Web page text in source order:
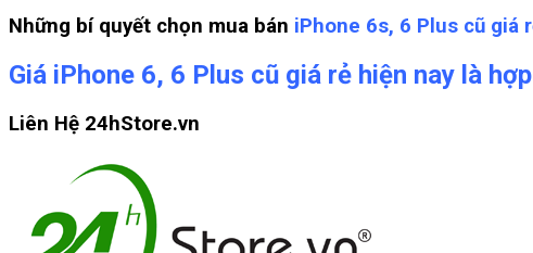
Những bí quyết chọn mua bán iPhone 6s, 6 Plus cũ giá
Giá iPhone 6, 6 Plus cũ giá rẻ hiện nay là
Liên Hệ 24hStore.vn